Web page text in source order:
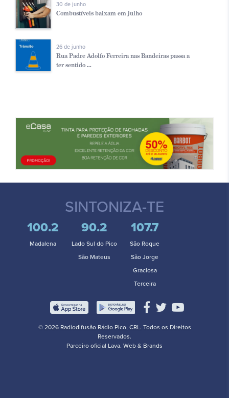
30 de junho
Combustíveis baixam em julho
26 de junho
Rua Padre Adolfo Ferreira nas Bandeiras passa a
ter sentido ...
SINTONIZA-TE
100.2
Madalena
90.2
Lado Sul do Pico
São Mateus
107.7
São Roque
São Jorge
Graciosa
Terceira
© 2026 Radiodifusão Rádio Pico, CRL. Todos os Direitos
Reservados.
Parceiro oficial Lava. Web & Brands